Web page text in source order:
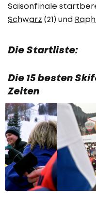
Saisonfinale
Schwarz (21) und
Die Startliste:
Die 15 besten
Zeiten